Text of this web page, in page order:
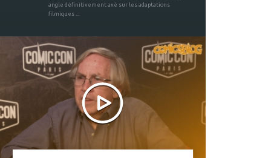
angle définitivement axé sur les adaptations
filmiques ...